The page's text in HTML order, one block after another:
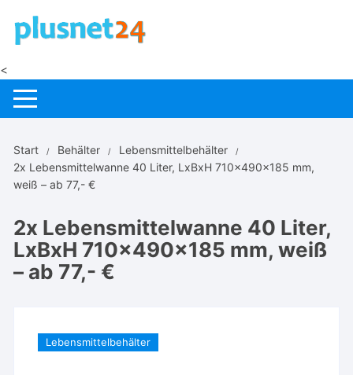
Inhalt
springen
<
Start Behälter
Lebensmittelbehälter
2x Lebensmittelwanne 40 Liter, LxBxH 710x490x185 mm,
weiß – ab 77,- €
2x Lebensmittelwanne 40 Liter,
LxBxH 710x490x185 mm, weiß
– ab 77,- €
Lebensmittelbehälter